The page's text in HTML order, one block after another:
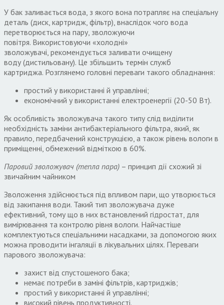
У бак заливається вода, з якого вона потрапляє на спеціальну
деталь (диск, картридж, фільтр), внаслідок чого вода
перетворюється на пару, зволожуючи
повітря. Використовуючи «холодні»
зволожувачі, рекомендується заливати очищену
воду (дистильовану). Це збільшить термін служб
картриджа. Розглянемо головні переваги такого обладнання:
простий у використанні й управлінні;
економічний у використанні електроенергії (20-50 Вт).
Як особливість зволожувача такого типу слід виділити
необхідність заміни антибактеріального фільтра, який, як
правило, передбачений конструкцією, а також рівень вологи в
приміщенні, обмежений відміткою в 60%.
Паровий зволожувач (тепла пара) – принцип дії схожий зі
звичайним чайником
Зволоження здійснюється під впливом пари, що утворюється
від закипання води. Такий тип зволожувача дуже
ефективний, тому що в них встановлений гідростат, для
вимірювання та контролю рівня вологи. Найчастіше
комплектуються спеціальними насадками, за допомогою яких
можна проводити інгаляції в лікувальних цілях. Переваги
парового зволожувача:
захист від спустошеного бака;
немає потреби в заміні фільтрів, картриджів;
простий у використанні й управлінні;
високий рівень продуктивності.